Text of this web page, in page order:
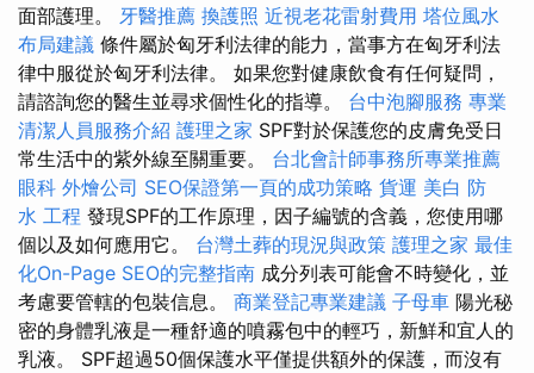
面部護理。 牙醫推薦 換護照 近視老花雷射費用 塔位風水
布局建議 條件屬於匈牙利法律的能力，當事方在匈牙利法
律中服從於匈牙利法律。 如果您對健康飲食有任何疑問，
請諮詢您的醫生並尋求個性化的指導。 台中泡腳服務 專業
清潔人員服務介紹 護理之家 SPF對於保護您的皮膚免受日
常生活中的紫外線至關重要。 台北會計師事務所專業推薦
眼科 外燴公司 SEO保證第一頁的成功策略 貨運 美白 防
水 工程 發現SPF的工作原理，因子編號的含義，您使用哪
個以及如何應用它。 台灣土葬的現況與政策 護理之家 最佳
化On-Page SEO的完整指南 成分列表可能會不時變化，並
考慮要管轄的包裝信息。 商業登記專業建議 子母車 陽光秘
密的身體乳液是一種舒適的噴霧包中的輕巧，新鮮和宜人的
乳液。 SPF超過50個保護水平僅提供額外的保護，而沒有